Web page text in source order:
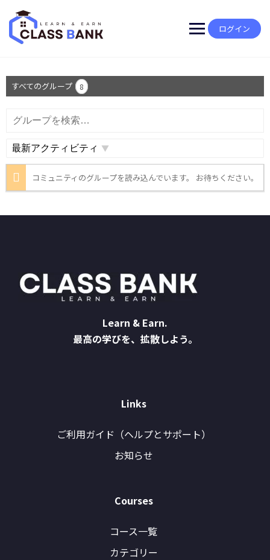
content
ログイン
すべてのグループ 8
ル
プ
検
索…
並
び
順:
コミュニティのグループを読み込んでいます。 お待ちください。
Learn & Earn.
最高の学びを、拡散しよう。
Links
ご利用ガイド（ヘルプとサポート）
お知らせ
Courses
コース一覧
カテゴリー